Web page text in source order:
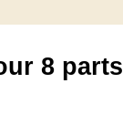
8 parts